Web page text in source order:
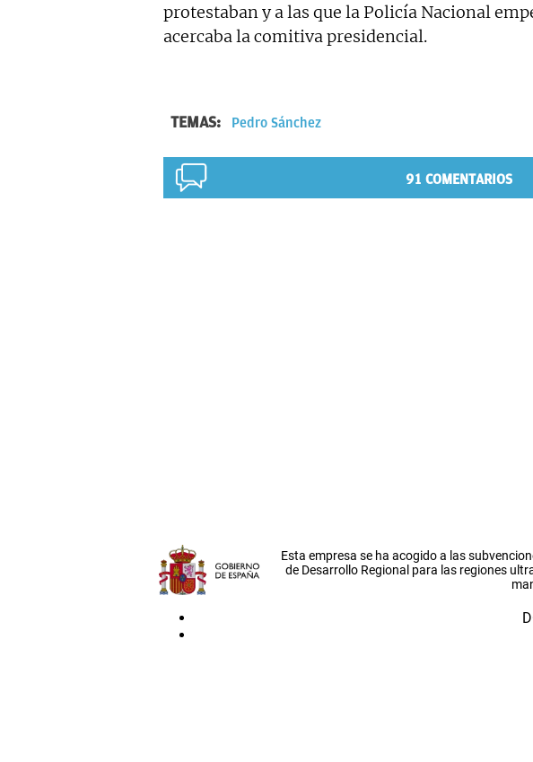
protestaban y a las que la Policía Nacional
acercaba la comitiva presidencial.
TEMAS: Pedro Sánchez
91COMENTARIOS
Esta empresa se ha acogido a las
de Desarrollo Regional para las regiones